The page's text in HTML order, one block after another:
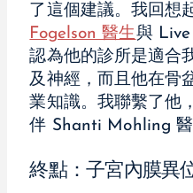
了這個建議。我回想
Fogelson 醫生與
認為他的診所是適合
及神經，而且他在骨
業知識。我聯繫了他
伴 Shanti Mohling 醫
終點：子宮內膜異